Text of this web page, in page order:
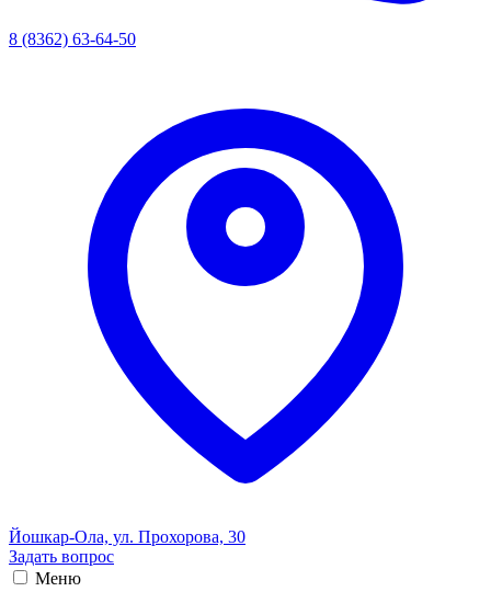
8 (8362) 63-64-50
Йошкар-Ола, ул. Прохорова, 30
Задать вопрос
Меню